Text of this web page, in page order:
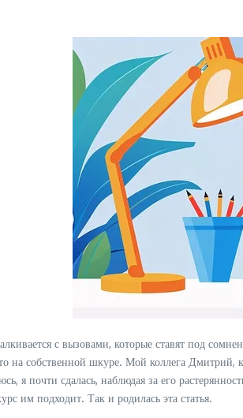
с вызовами, которые ставят под
на собственной шкуре. Мой коллега
я почти сдалась, наблюдая за его
им подходит. Так и родилась эта статья.